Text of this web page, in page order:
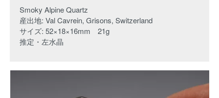
Smoky Alpine Quartz
産出地: Val Cavrein, Grisons, Switzerland
サイズ: 52×18×16mm 21g
推定・左水晶